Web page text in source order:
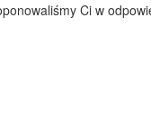
Ci w